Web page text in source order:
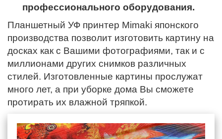
профессионального оборудования.
Планшетный УФ принтер Mimaki японского
производства позволит изготовить картину на
досках как с Вашими фотографиями, так и с
миллионами других снимков различных
стилей. Изготовленные картины прослужат
много лет, а при уборке дома Вы сможете
протирать их влажной тряпкой.